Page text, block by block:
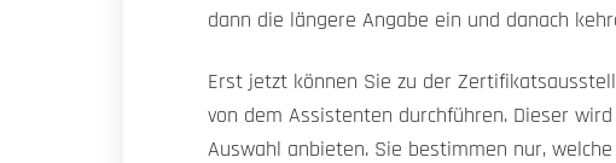
dann die längere Angabe ein und danach
Erst jetzt können Sie zu der
von dem Assistenten durchführen. Dieser
Auswahl anbieten. Sie bestimmen nur,